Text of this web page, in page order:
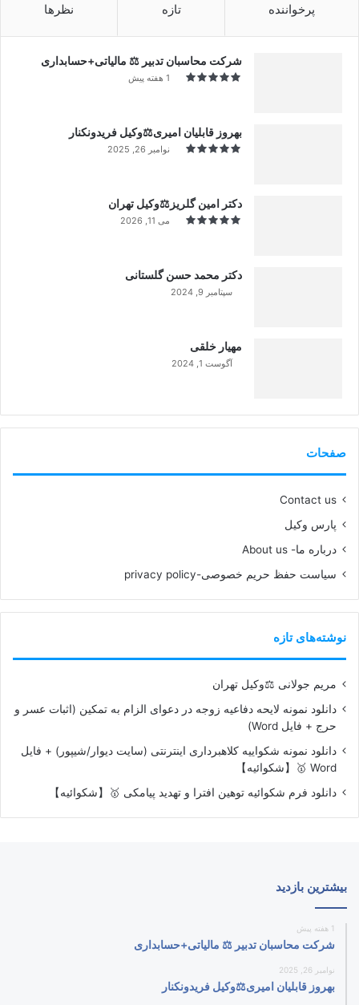
پرخواننده تازه نظرها
شرکت محاسبان تدبیر ⚖️ مالیاتی+حسابداری
1 هفته پیش
بهروز قابلیان امیری⚖️وکیل فریدونکنار
نوامبر 26, 2025
دکتر امین گلریز⚖️وکیل تهران
می 11, 2026
دکتر محمد حسن گلستانی
سپتامبر 9, 2024
مهیار خلقی
آگوست 1, 2024
صفحات
Contact us
پارس وکیل
درباره ما- About us
سیاست حفظ حریم خصوصی-privacy policy
نوشته‌های تازه
مریم جولانی ⚖️وکیل تهران
دانلود نمونه لایحه دفاعیه زوجه در دعوای الزام به تمکین (اثبات عسر و
حرج + فایل Word)
دانلود نمونه شکواییه کلاهبرداری اینترنتی (سایت دیوار/شیپور) + فایل
Word 🥇【شکوائیه】
دانلود فرم شکوائیه توهین افترا و تهدید پیامکی 🥇【شکوائیه】
بیشترین بازدید
1 هفته پیش
شرکت محاسبان تدبیر ⚖️ مالیاتی+حسابداری
نوامبر 26, 2025
بهروز قابلیان امیری⚖️وکیل فریدونکنار